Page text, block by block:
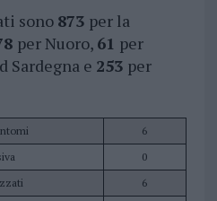
sono 873 per la
per Nuoro, 61 per
Sardegna e 253 per
6
0
6